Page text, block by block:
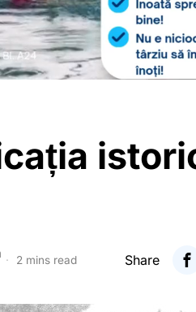
2 mins read Share